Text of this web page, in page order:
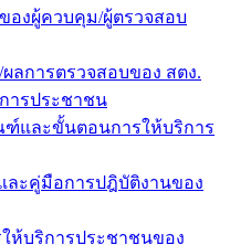
องผู้ควบคุม/ผู้ตรวจสอบ
ผลการตรวจสอบของ สตง.
ารประชาชน
ฑ์และขั้นตอนการให้บริการ
ละคู่มือการปฎิบัติงานของ
ห้บริการประชาชนของ